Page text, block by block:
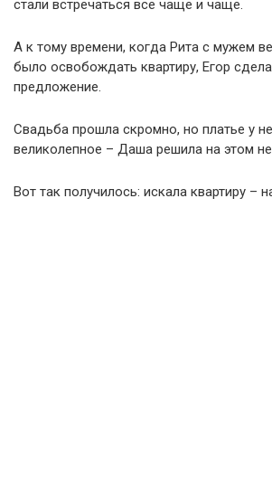
стали встречаться все чаще и чаще.
А к тому времени, когда Рита с мужем
было освобождать квартиру, Егор
предложение.
Свадьба прошла скромно, но платье у
великолепное – Даша решила на этом
Вот так получилось: искала квартиру –